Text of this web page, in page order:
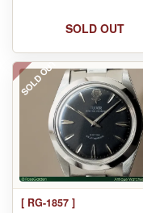
SOLD OUT
SOLD OUT
[ RG-1857 ]